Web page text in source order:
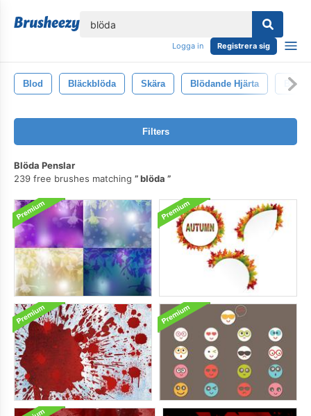
Logga in Registrera sig
Blod Bläckblöda Skära Blödande Hjärta
Filters
Blöda Penslar
239 free brushes matching
blöda